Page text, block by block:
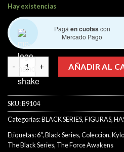
Hay existencias
Pagáen cuotas con
Mercado Pago
The Black Series - Kylo Ren Pack
AÑADIR AL
SKU:B9104
Categorías:BLACK SERIES,FIGURAS,
Etiquetas:6",Black Series,Coleccion,
The Black Series, The Force Awakens